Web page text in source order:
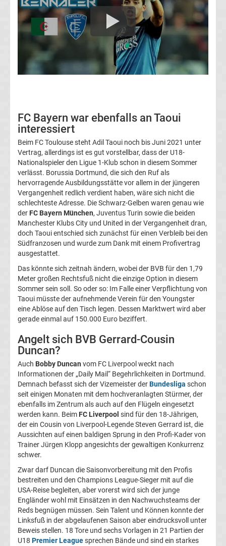
Fußballklubs
Fußball
Bundesliga
3.
Liga
DFB-
Pokal
Champions
Europa
League
Europa
Conference
League
Premier
League
Liga
Serie
A
FC Bayern war ebenfalls an Taoui
interessiert
Beim FC Toulouse steht Adil Taoui noch bis Juni 2021 unter
Vertrag, allerdings ist es gut vorstellbar, dass der U18-
Nationalspieler den Ligue 1-Klub schon in diesem Sommer
verlässt. Borussia Dortmund, die sich den Ruf als
hervorragende Ausbildungsstätte vor allem in der jüngeren
Vergangenheit redlich verdient haben, wäre sich nicht die
schlechteste Adresse. Die Schwarz-Gelben waren genau wie
der FC Bayern München, Juventus Turin sowie die beiden
Manchester Klubs City und United in der Vergangenheit dran,
doch Taoui entschied sich zunächst für einen Verbleib bei den
Südfranzosen und wurde zum Dank mit einem Profivertrag
ausgestattet.
Das könnte sich zeitnah ändern, wobei der BVB für den 1,79
Meter großen Rechtsfuß nicht die einzige Option in diesem
Sommer sein soll. So oder so: Im Falle einer Verpflichtung von
Taoui müsste der aufnehmende Verein für den Youngster
eine Ablöse auf den Tisch legen. Dessen Marktwert wird aber
gerade einmal auf 150.000 Euro beziffert.
Angelt sich BVB Gerrard-Cousin
Duncan?
Auch Bobby Duncan vom FC Liverpool weckt nach
Informationen der „Daily Mail“ Begehrlichkeiten in Dortmund.
Demnach befasst sich der Vizemeister derBundesliga schon
seit einigen Monaten mit dem hochveranlagten Stürmer, der
ebenfalls im Zentrum als auch auf den Flügeln eingesetzt
werden kann. Beim FC Liverpool sind für den 18-Jährigen,
der ein Cousin von Liverpool-Legende Steven Gerrard ist, die
Aussichten auf einen baldigen Sprung in den Profi-Kader von
Trainer Jürgen Klopp angesichts der gewaltigen Konkurrenz
schwer.
Zwar darf Duncan die Saisonvorbereitung mit den Profis
bestreiten und den Champions League-Sieger mit auf die
USA-Reise begleiten, aber vorerst wird sich der junge
Engländer wohl mit Einsätzen in den Nachwuchsteams der
Reds begnügen müssen. Sein Talent und Können konnte der
Linksfuß in der abgelaufenen Saison aber eindrucksvoll unter
Beweis stellen. 18 Tore und sechs Vorlagen in 21 Partien der
U18 Premier Leaguesprechen Bände und sind ein starkes